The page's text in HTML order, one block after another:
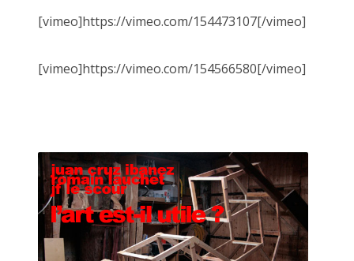
[vimeo]https://vimeo.com/154473107[/vimeo]
[vimeo]https://vimeo.com/154566580[/vimeo]
faire.
assis sur le trottoir à regarder défiler les piétons curieux
s'attardant aux folies créatrices de JF.
JF m'a invité à les accrocher à la palissade (un mur de bois
marqué par les clous des nombreuses expositions qui m'ont
précédées).